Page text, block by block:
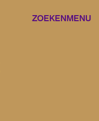
ZOEKENMENU